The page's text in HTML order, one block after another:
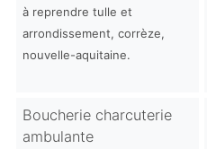
à reprendre tulle et
arrondissement, corrèze,
nouvelle-aquitaine.
Boucherie charcuterie
ambulante